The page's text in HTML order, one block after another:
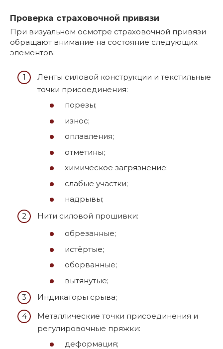
Проверка страховочной привязи
При визуальном осмотре страховочной привязи
обращают внимание на состояние следующих
элементов:
Ленты силовой конструкции и текстильные
точки присоединения:
порезы;
износ;
оплавления;
отметины;
химическое загрязнение;
слабые участки;
надрывы;
Нити силовой прошивки:
обрезанные;
истёртые;
оборванные;
вытянутые;
Индикаторы срыва;
Металлические точки присоединения и
регулировочные пряжки:
деформация;